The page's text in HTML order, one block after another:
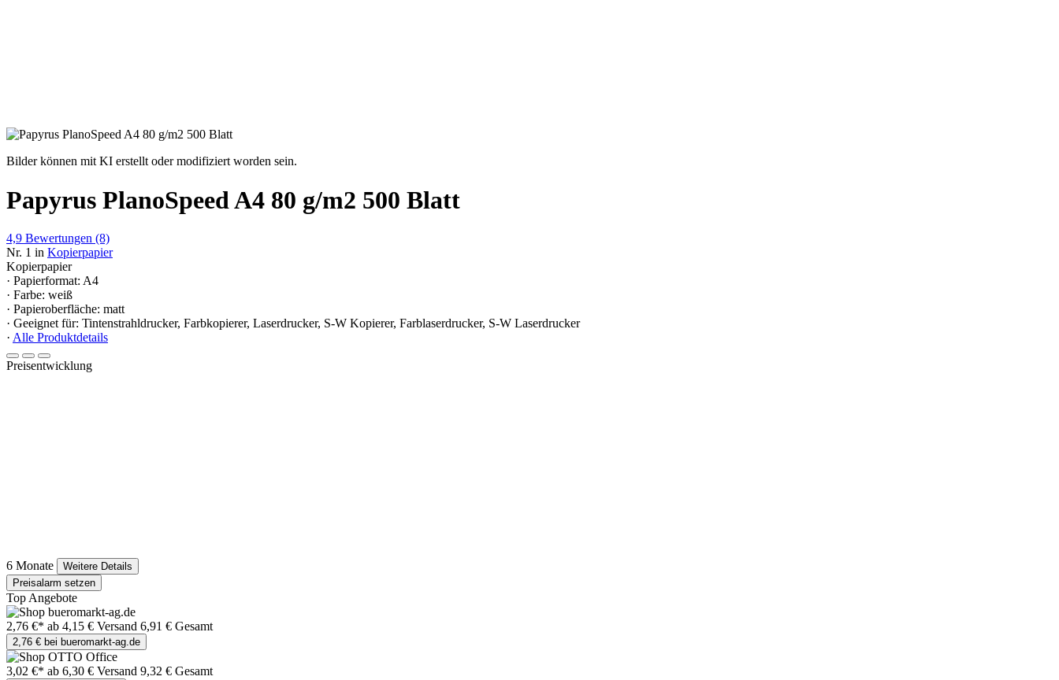
Bilder können mit KI erstellt oder modifiziert worden sein.
Papyrus PlanoSpeed A4 80 g/m2 500 Blatt
4,9 Bewertungen (8)
Nr. 1 in Kopierpapier
Kopierpapier
· Papierformat: A4
· Farbe: weiß
· Papieroberfläche: matt
· Geeignet für: Tintenstrahldrucker, Farbkopierer, Laserdrucker, S-W Kopierer, Farblaserdrucker, S-W Laserdrucker
· Alle Produktdetails
Preisentwicklung
6 Monate
Weitere Details
Preisalarm setzen
Top Angebote
2,76 €* ab 4,15 € Versand 6,91 € Gesamt
2,76 € bei bueromarkt-ag.de
3,02 €* ab 6,30 € Versand 9,32 € Gesamt